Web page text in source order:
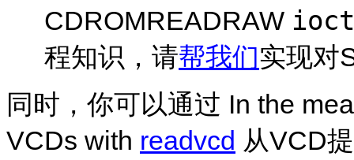
CDROMREADRAW
程知识，请帮我们实现对
同时，你可以通过 In the
VCDs with readvcd 从VCD